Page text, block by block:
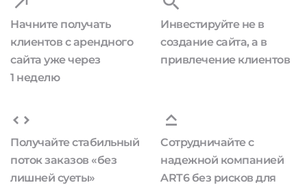
Начните получать
клиентов с арендного
сайта уже через
1 неделю
Инвестируйте не в
создание сайта, а в
привлечение клиентов
Получайте стабильный
поток заказов «без
лишней суеты»
Сотрудничайте с
надежной компанией
ART6 без рисков для